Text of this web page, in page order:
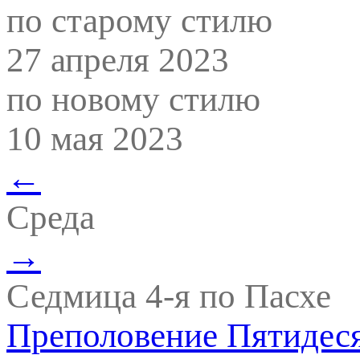
по старому стилю
27 апреля 2023
по новому стилю
10 мая 2023
←
Среда
→
Седмица 4-я по Пасхе
Преполовение